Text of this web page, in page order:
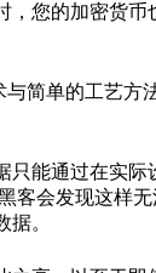
，您的加密货币
简单的工艺方
只能通过在实际
客会发现这样无
。